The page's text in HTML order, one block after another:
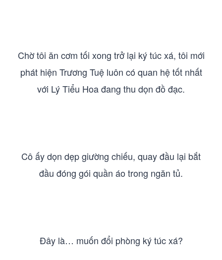
Chờ tôi ăn cơm tối xong trở lại ký túc xá, tôi mới
phát hiện Trương Tuệ luôn có quan hệ tốt nhất
với Lý Tiểu Hoa đang thu dọn đồ đạc.
Cô ấy dọn dẹp giường chiếu, quay đầu lại bắt
đầu đóng gói quần áo trong ngăn tủ.
Đây là… muốn đổi phòng ký túc xá?